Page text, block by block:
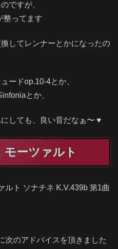
ですが、
整ってます
してレンナーとかになったの
ードop.10-4とか、
とか、
しても、良い音だなぁ〜 ♥
モーツァルト
ルト ソナチネ K.V.439b 第1曲
次のアドバイスを頂きました